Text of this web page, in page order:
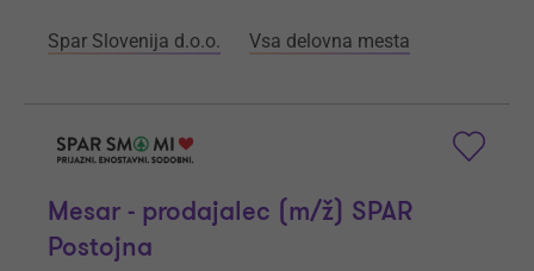
Spar Slovenija d.o.o. Vsa delovna mesta
Mesar - prodajalec (m/ž) SPAR
Postojna